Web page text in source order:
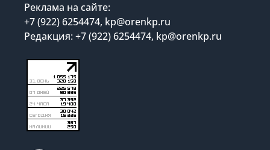
Реклама на сайте:
+7 (922) 6254474, kp@orenkp.ru
Редакция: +7 (922) 6254474, kp@orenkp.ru